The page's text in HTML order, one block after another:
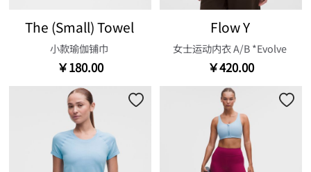
The (Small) Towel
小款瑜伽铺巾
￥180.00
Flow Y
女士运动内衣 A/B *Evolve
￥420.00